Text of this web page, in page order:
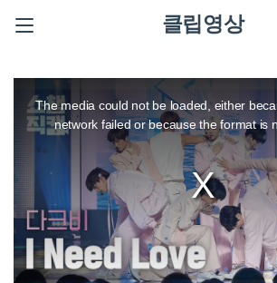
클립영상
modal
window.
The media could not be loaded, either
network failed or because the format is